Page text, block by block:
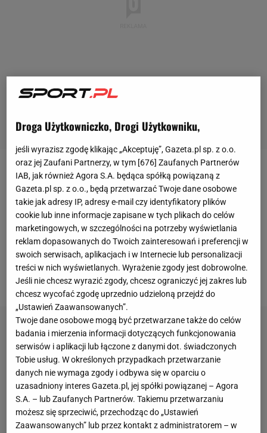
Reprezentacja Polskibardzo dobrze rozpoczęła
igrzyska olimpijskie w Paryżu. Pierwsze spotkanie
pewnie zwyciężyła z Egiptem 3:0,a w środę po
horrorze wyszarpała wygraną z Brazylią. Siatkarze
Nikoli Grbicia mogą być zatem spokojni przed
meczem z Włochami, gdyż właśnie awansowali do
ćwierćfinału IO.
Droga Użytkowniczko, Drogi Użytkowniku,
jeśli wyrazisz zgodę klikając „Akceptuję”, Gazeta.pl sp. z o.o.
oraz jej Zaufani Partnerzy, w tym [676] Zaufanych Partnerów
IAB, jak również Agora S.A. będąca spółką powiązaną z
Gazeta.pl sp. z o.o., będą przetwarzać Twoje dane osobowe
takie jak adresy IP, adresy e-mail czy identyfikatory plików
cookie lub inne informacje zapisane w tych plikach do celów
marketingowych, w szczególności na potrzeby wyświetlania
reklam dopasowanych do Twoich zainteresowań i preferencji w
swoich serwisach, aplikacjach i w Internecie lub personalizacji
treści w nich wyświetlanych. Wyrażenie zgody jest dobrowolne.
Jeśli nie chcesz wyrazić zgody, chcesz ograniczyć jej zakres lub
chcesz wycofać zgodę uprzednio udzieloną przejdź do
„Ustawień Zaawansowanych”.
Twoje dane osobowe mogą być przetwarzane także do celów
badania i mierzenia informacji dotyczących funkcjonowania
serwisów i aplikacji lub łączone z danymi dot. świadczonych
Tobie usług. W określonych przypadkach przetwarzanie
danych nie wymaga zgody i odbywa się w oparciu o
uzasadniony interes Gazeta.pl, jej spółki powiązanej – Agora
S.A. – lub Zaufanych Partnerów. Takiemu przetwarzaniu
możesz się sprzeciwić, przechodząc do „Ustawień
Zaawansowanych” lub przez kontakt z administratorem – w